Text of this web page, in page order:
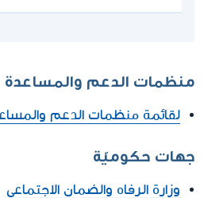
منظمات الدعم والمساعدة
لقائمة منظمات الدعم
جهات حكوميّة
وزارة الرفاه والضمان الاجتماعي